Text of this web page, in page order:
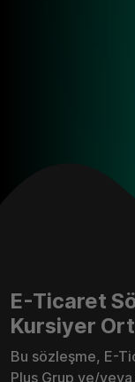
E-Ticaret
Kursiyer
Bu sözleşme, E-
Plus Grup ve/veya